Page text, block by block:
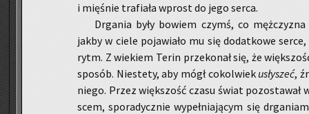
i mię­śnie tra­fia­ła wprost do jego serca.
Drga­nia były bo­wiem czymś, co
jakby w ciele po­ja­wia­ło mu się do­dat­ko­we
rytm. Z wie­kiem Terin prze­ko­nał się, że
spo­sób. Nie­ste­ty, aby mógł co­kol­wiek usły­szeć,
niego. Przez więk­szość czasu świat
scem, spo­ra­dycz­nie wy­peł­nia­ją­cym się